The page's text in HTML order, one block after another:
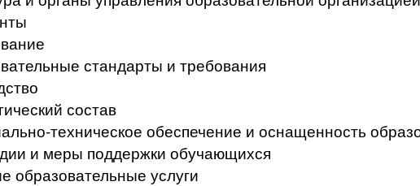
стандарты и требования
состав
техническое обеспечение и оснащенность
и меры поддержки обучающихся
образовательные услуги